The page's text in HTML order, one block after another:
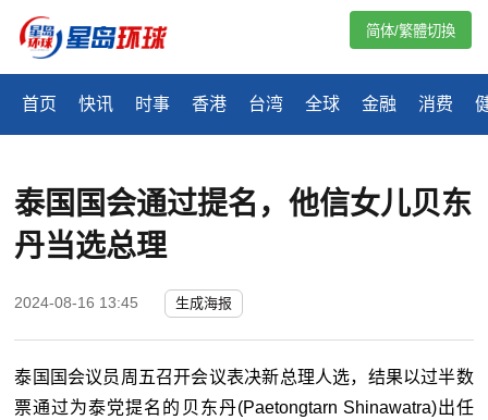
首页 快讯 时事 香港 台湾 全球 金融 消费
简体/繁體切換
泰国国会通过提名，他信女儿贝东
丹当选总理
2024-08-16 13:45 生成海报
泰国国会议员周五召开会议表决新总理人选，结果以过半数
票通过为泰党提名的贝东丹(Paetongtarn Shinawatra)出任